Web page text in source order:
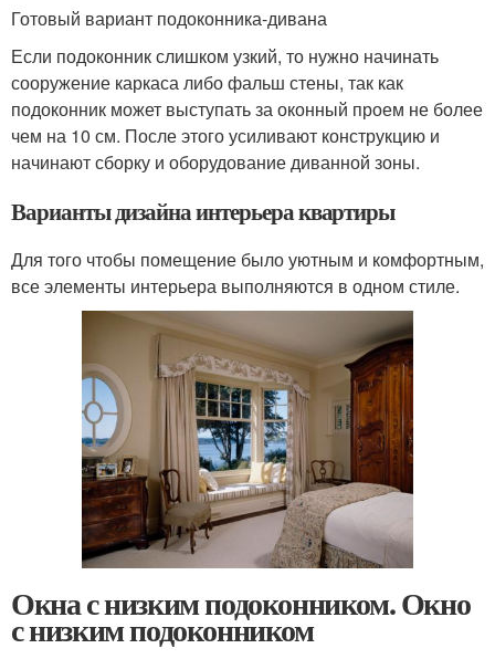
Готовый вариант подоконника-дивана
Если подоконник слишком узкий, то нужно начинать
сооружение каркаса либо фальш стены, так как
подоконник может выступать за оконный проем не более
чем на 10 см. После этого усиливают конструкцию и
начинают сборку и оборудование диванной зоны.
Варианты дизайна интерьера квартиры
Для того чтобы помещение было уютным и комфортным,
все элементы интерьера выполняются в одном стиле.
Окна с низким подоконником. Окно
с низким подоконником